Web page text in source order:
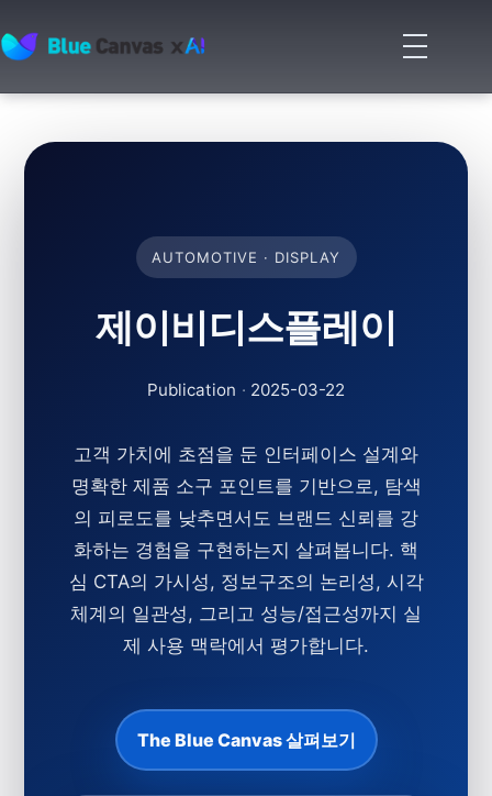
BLUECANVAS
메
뉴
기
AUTOMOTIVE · DISPLAY
제이비디스플레이
Publication · 2025-03-22
고객 가치에 초점을 둔 인터페이스 설계와
명확한 제품 소구 포인트를 기반으로, 탐색
의 피로도를 낮추면서도 브랜드 신뢰를 강
화하는 경험을 구현하는지 살펴봅니다. 핵
심 CTA의 가시성, 정보구조의 논리성, 시각
체계의 일관성, 그리고 성능/접근성까지 실
제 사용 맥락에서 평가합니다.
The Blue Canvas 살펴보기